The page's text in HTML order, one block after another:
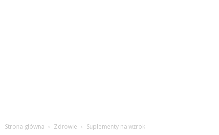
Strona główna Zdrowie Suplementy na wzrok